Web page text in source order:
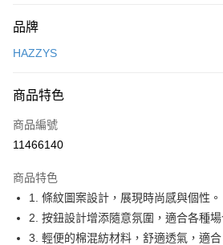
信用卡一次付款
LINE Pay
Apple Pay
悠遊付
大哥付你分期
相關說明
品牌
HAZZYS
商品特色
商品編號
11466140
商品特色
1. 條紋圖案設計，展現時尚感與個性。
2. 按鈕設計增添隨意氛圍，適合各種場
3. 輕便的棉混紡材料，舒適透氣，適合